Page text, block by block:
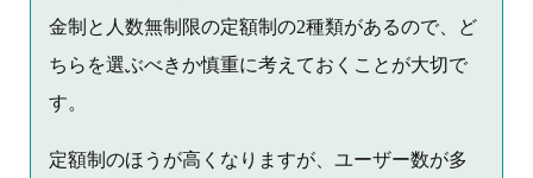
金制と人数無制限の定額制の2種類があるので、ど
ちらを選ぶべきか慎重に考えておくことが大切で
す。
定額制のほうが高くなりますが、ユーザー数が多